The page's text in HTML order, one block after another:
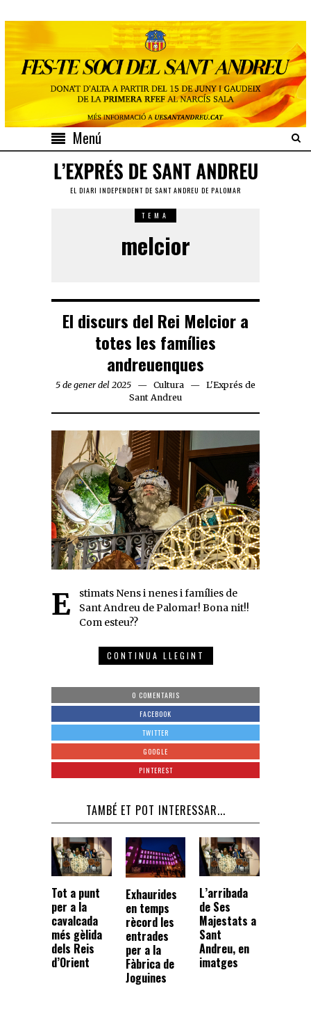
Menú
EL DIARI INDEPENDENT DE SANT ANDREU DE PALOMAR
TEMA
melcior
El discurs del Rei Melcior a
totes les famílies
andreuenques
5 de gener del 2025 Cultura
L'Exprés de
Sant Andreu
Estimats Nens i nenes i famílies de
Sant Andreu de Palomar! Bona nit!!
Com esteu??
CONTINUA LLEGINT
0 COMENTARIS
FACEBOOK
TWITTER
GOOGLE
PINTEREST
TAMBÉ ET POT INTERESSAR...
Tot a punt
per a la
cavalcada
més gèlida
dels Reis
d’Orient
Exhaurides
en temps
rècord les
entrades
per a la
Fàbrica de
Joguines
L’arribada
de Ses
Majestats a
Sant
Andreu, en
imatges